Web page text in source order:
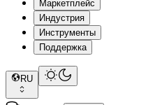
Маркетплейс
Индустрия
Инструменты
Поддержка
RU